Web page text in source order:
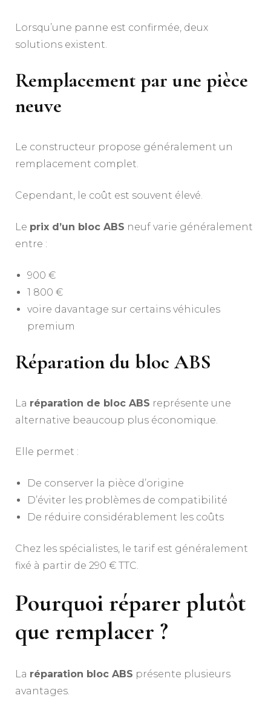
Lorsqu’une panne est confirmée, deux
solutions existent.
Remplacement par une pièce
neuve
Le constructeur propose généralement un
remplacement complet.
Cependant, le coût est souvent élevé.
Le prix d’un bloc ABS neuf varie généralement
entre :
900 €
1 800 €
voire davantage sur certains véhicules
premium
Réparation du bloc ABS
La réparation de bloc ABS représente une
alternative beaucoup plus économique.
Elle permet :
De conserver la pièce d’origine
D’éviter les problèmes de compatibilité
De réduire considérablement les coûts
Chez les spécialistes, le tarif est généralement
fixé à partir de 290 € TTC.
Pourquoi réparer plutôt
que remplacer ?
La réparation bloc ABS présente plusieurs
avantages.